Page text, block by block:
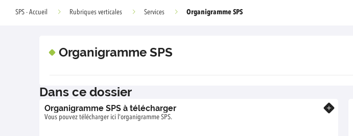
SPS - Accueil Rubriques verticales Services Organigramme SPS
Organigramme SPS
Dans ce dossier
Organigramme SPS à télécharger
Vous pouvez télécharger ici l'organigramme SPS.